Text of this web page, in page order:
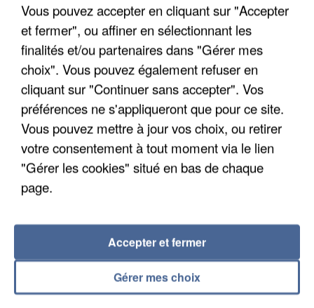
UNE TOURISTE DE L’OISE EMPORTÉE PAR UNE
COULÉE DE BOUE EN HAUTE-SAVOIE
Vous pouvez accepter en cliquant sur "Accepter
et fermer", ou affiner en sélectionnant les
finalités et/ou partenaires dans "Gérer mes
choix". Vous pouvez également refuser en
cliquant sur "Continuer sans accepter". Vos
préférences ne s'appliqueront que pour ce site.
Vous pouvez mettre à jour vos choix, ou retirer
votre consentement à tout moment via le lien
"Gérer les cookies" situé en bas de chaque
page.
Gérer mes choix
Accepter et fermer